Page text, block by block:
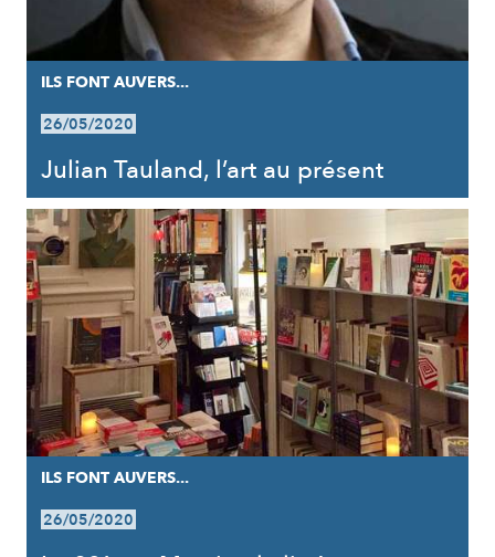
ILS FONT AUVERS...
26/05/2020
Julian Tauland, l’art au présent
ILS FONT AUVERS...
26/05/2020